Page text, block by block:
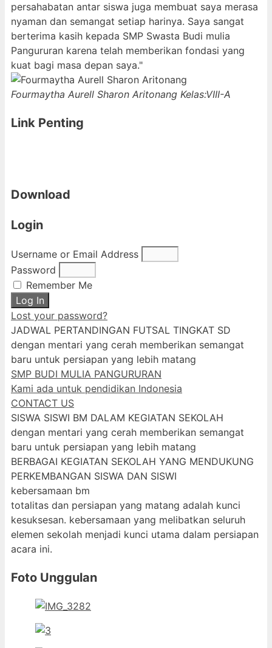
persahabatan antar siswa juga membuat saya merasa
nyaman dan semangat setiap harinya. Saya sangat
berterima kasih kepada SMP Swasta Budi mulia
Pangururan karena telah memberikan fondasi yang
kuat bagi masa depan saya."
Fourmaytha Aurell Sharon Aritonang Kelas:VIII-A
Link Penting
Download
Login
Username or Email Address
Password
Remember Me
Log In
Lost your password?
JADWAL PERTANDINGAN FUTSAL TINGKAT SD
dengan mentari yang cerah memberikan semangat
baru untuk persiapan yang lebih matang
SMP BUDI MULIA PANGURURAN
Kami ada untuk pendidikan Indonesia
CONTACT US
SISWA SISWI BM DALAM KEGIATAN SEKOLAH
dengan mentari yang cerah memberikan semangat
baru untuk persiapan yang lebih matang
BERBAGAI KEGIATAN SEKOLAH YANG MENDUKUNG
PERKEMBANGAN SISWA DAN SISWI
kebersamaan bm
totalitas dan persiapan yang matang adalah kunci
kesuksesan. kebersamaan yang melibatkan seluruh
elemen sekolah menjadi kunci utama dalam persiapan
acara ini.
Foto Unggulan